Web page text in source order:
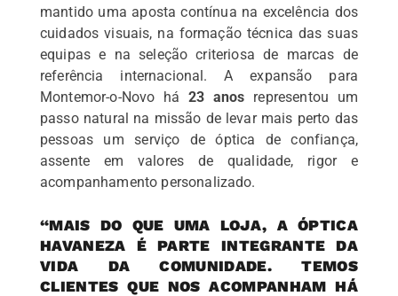
mantido uma aposta contínua na excelência dos
cuidados visuais, na formação técnica das suas
equipas e na seleção criteriosa de marcas de
referência internacional. A expansão para
Montemor-o-Novo há23 anos representou um
passo natural na missão de levar mais perto das
pessoas um serviço de óptica de confiança,
assente em valores de qualidade, rigor e
acompanhamento personalizado.
“MAIS DO QUE UMA LOJA, A ÓPTICA
HAVANEZA É PARTE INTEGRANTE DA
VIDA DA COMUNIDADE. TEMOS
CLIENTES QUE NOS ACOMPANHAM HÁ